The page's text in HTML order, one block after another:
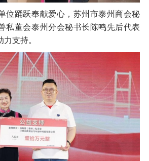
踊跃奉献爱心，苏州市泰州商会秘
私董会泰州分会秘书长陈鸣先后代表
支持。